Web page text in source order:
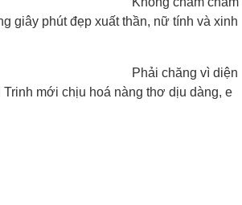
giây phút đẹp xuất thần, nữ tính và xinh
Phải chăng vì diện
mới chịu hoá nàng thơ dịu dàng, e